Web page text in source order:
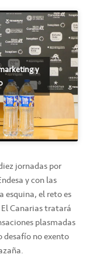
y
jornadas por
y con las
esquina, el reto es
Canarias tratará
plasmadas
desafío no exento